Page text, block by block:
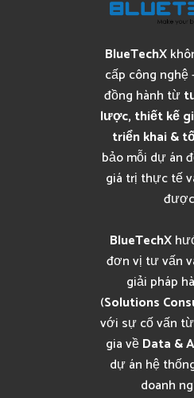
BlueTechX
cấp công
đồng hành từ
lược, thiết kế
triển khai &
bảo mỗi dự án
giá trị thực tế
BlueTechX
đơn vị tư vấn
giải pháp
(Solutions
với sự cố vấn
gia vềData &
dự án hệ
doanh